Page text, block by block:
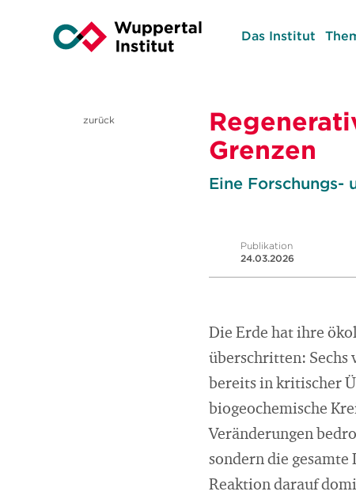
Das Institut
zurück
Grenzen
Eine Forschungs-
Publikation
24.03.2026
Die Erde hat ihre
überschritten: Sechs
bereits in kritischer
biogeochemische
Veränderungen
sondern die gesamte
Reaktion darauf